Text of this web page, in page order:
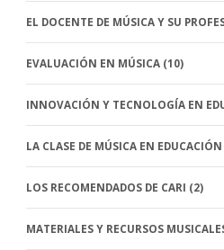
EL DOCENTE DE MÚSICA Y SU
EVALUACIÓN EN MÚSICA (10)
INNOVACIÓN Y TECNOLOGÍA EN
LA CLASE DE MÚSICA EN EDUCACIÓN
LOS RECOMENDADOS DE CARI (2)
MATERIALES Y RECURSOS